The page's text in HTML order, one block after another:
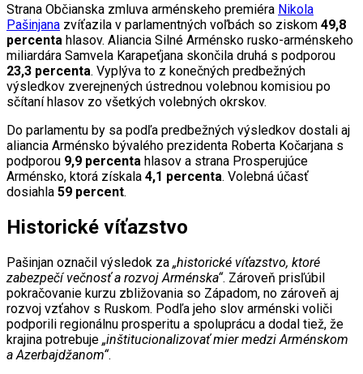
Strana Občianska zmluva arménskeho premiéra Nikola
Pašinjana zvíťazila v parlamentných voľbách so ziskom 49,8
percenta hlasov. Aliancia Silné Arménsko rusko-arménskeho
miliardára Samvela Karapeťjana skončila druhá s podporou
23,3 percenta. Vyplýva to z konečných predbežných
výsledkov zverejnených ústrednou volebnou komisiou po
sčítaní hlasov zo všetkých volebných okrskov.
Do parlamentu by sa podľa predbežných výsledkov dostali aj
aliancia Arménsko bývalého prezidenta Roberta Kočarjana s
podporou 9,9 percenta hlasov a strana Prosperujúce
Arménsko, ktorá získala 4,1 percenta. Volebná účasť
dosiahla 59 percent.
Historické víťazstvo
Pašinjan označil výsledok za „historické víťazstvo, ktoré
zabezpečí večnosť a rozvoj Arménska“. Zároveň prisľúbil
pokračovanie kurzu zbližovania so Západom, no zároveň aj
rozvoj vzťahov s Ruskom. Podľa jeho slov arménski voliči
podporili regionálnu prosperitu a spoluprácu a dodal tiež, že
krajina potrebuje „inštitucionalizovať mier medzi Arménskom
a Azerbajdžanom“.